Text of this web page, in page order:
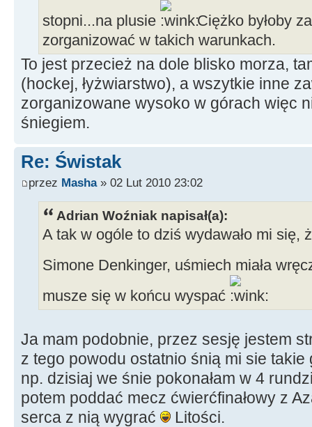
stopni...na plusie
Ciężko byłoby
zorganizować w takich warunkach.
To jest przecież na dole blisko morza,
(hockej, łyżwiarstwo), a wszytkie inne
zorganizowane wysoko w górach więc
śniegiem.
Re: Świstak
przez Masha» 02 Lut 2010 23:02
Adrian Woźniak napisał(a):
A tak w ogóle to dziś wydawało mi się,
Simone Denkinger, uśmiech miała
musze się w końcu wyspać
Ja mam podobnie, przez sesję jestem
z tego powodu ostatnio śnią mi sie takie
np. dzisiaj we śnie pokonałam w 4
potem poddać mecz ćwierćfinałowy z
serca z nią wygrać
Litości.